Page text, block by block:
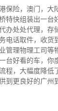
险，澳门，
特快组装出一
处处代理，
电话取件，收
理物理工司
台好看的车，
程，大幅度降
到更良好的广